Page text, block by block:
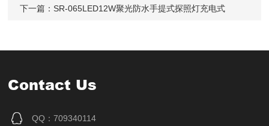
下一篇： SR-065LED12W聚光防水手提式探照灯充电式
Contact Us
QQ：709340114